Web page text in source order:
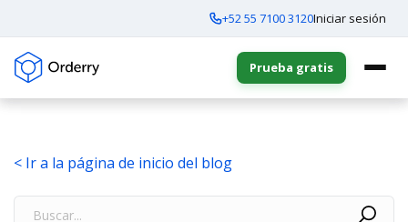
+52 55 7100 3120Iniciar sesión
Prueba gratis
< Ir a la página de inicio del blog